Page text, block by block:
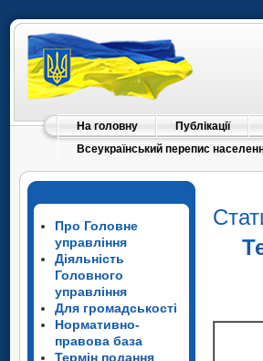
На головну Публікації
Всеукраїнський перепис
Про Головне
управління
Діяльність
Головного
управління
Для громадськості
Нормативно-
правова база
Термін подання